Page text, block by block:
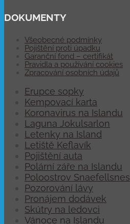
DOKUMENTY
Všeobecné podmínky
Pojištění proti úpadku
Garanční fond – certifikát
Pravidla a používání cookies
Zpracování osobních údajů
Erupce sopky
Kempovací karta
Koronavirus na Islandu
Laguna Jokulsarlon
Letenky na Island
Letiště Keflavík
Pojištění auta
Polární záře na Islandu
Poloostrov Snaefellsnes
Pozorování lávy
Pronájem dodávek
Skútry na ledovci
Vánoce na Islandu